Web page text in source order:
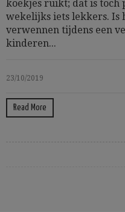
koekjes ruikt; dat is toch
wekelijks iets lekkers. Is
verwennen tijdens een
kinderen...
23/10/2019
Read More